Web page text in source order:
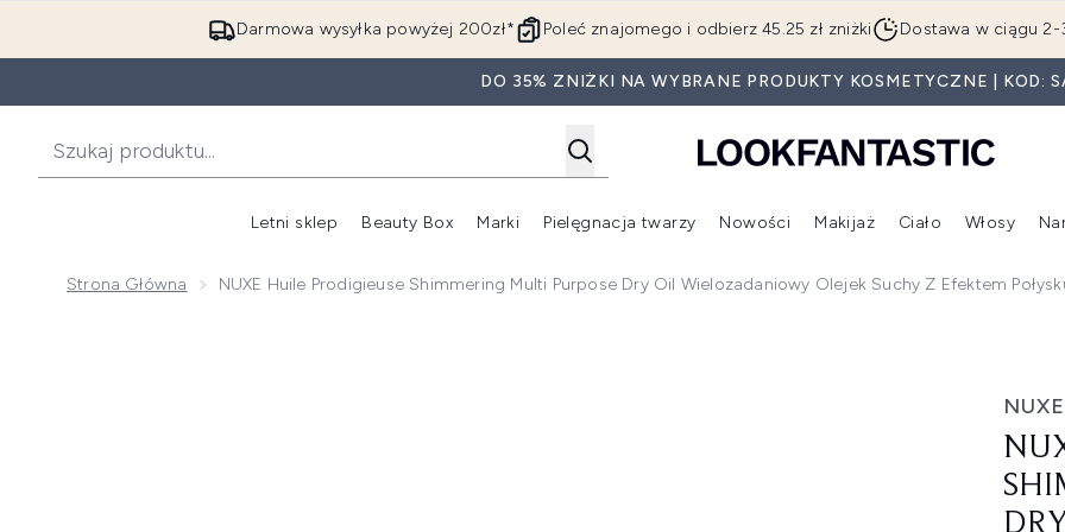
Przejdź do głównej treści
Darmowa wysyłka powyżej 200zł* Poleć znajomego i odbierz 45.25 zł zniżki Dostawa w ciągu
DO 35% ZNIŻKI NA WYBRANE PRODUKTY KOSMETYCZNE | KOD:
Letni sklep Beauty Box
Wejdź do podmenu (Beauty Box)
Marki
Wejdź do podmenu (Marki)
Pielęgnacja twarzy
Wejdź do podmenu (Pielęgnacja twarzy)
Nowości
Wejdź do podmenu (Nowości)
Makijaż Ciało Włosy
Strona Główna NUXE Huile Prodigieuse Shimmering Multi Purpose Dry Oil Wielozadaniowy Olejek Suchy Z Efektem
NUXE